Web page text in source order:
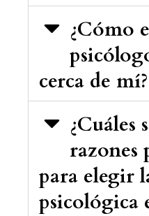
¿Cómo
cerca de mí?
¿Cuáles
razones
para elegir
psicológica